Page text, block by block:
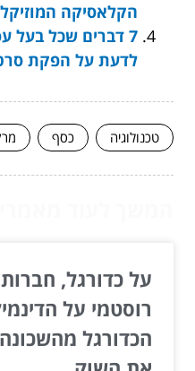
הקלאסיקה
7 דברים שכל בעל
לדעת על הפקת
טכנולוגיה כסף
על כדורגל,
רוסטמי על
הכדורגל